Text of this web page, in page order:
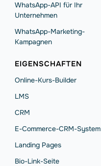
WhatsApp-API für Ihr
Unternehmen
WhatsApp-Marketing-
Kampagnen
EIGENSCHAFTEN
Online-Kurs-Builder
LMS
CRM
E-Commerce-CRM-System
Landing Pages
Bio-Link-Seite